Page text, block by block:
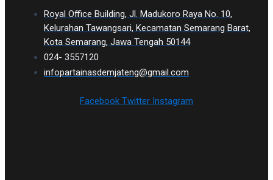
Royal Office Building, Jl. Madukoro Raya No. 10,
Kelurahan Tawangsari, Kecamatan Semarang Barat,
Kota Semarang, Jawa Tengah 50144
024- 3557120
infopartainasdemjateng@gmail.com
Facebook Twitter Instagram